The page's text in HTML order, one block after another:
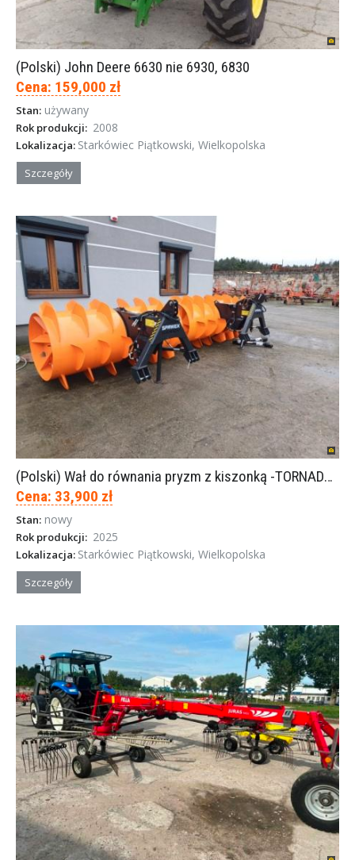
(Polski) John Deere 6630 nie 6930, 6830
Cena: 159,000 zł
Stan: używany
Rok produkcji: 2008
Lokalizacja: Starkówiec Piątkowski, Wielkopolska
Szczegóły
(Polski) Wał do równania pryzm z kiszonką -TORNADO-SPAWEX
Cena: 33,900 zł
Stan: nowy
Rok produkcji: 2025
Lokalizacja: Starkówiec Piątkowski, Wielkopolska
Szczegóły